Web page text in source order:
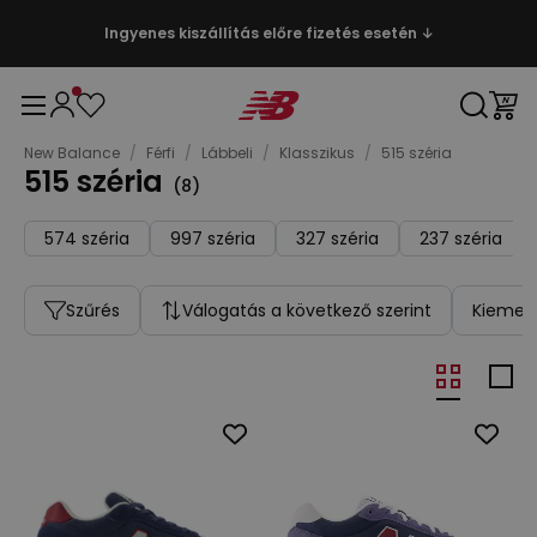
Ingyenes kiszállítás előre fizetés esetén ↓
New Balance / Férfi / Lábbeli / Klasszikus / 515 széria
515 széria (8)
574 széria 997 széria 327 széria 237 széria
Szűrés Válogatás a következő szerint